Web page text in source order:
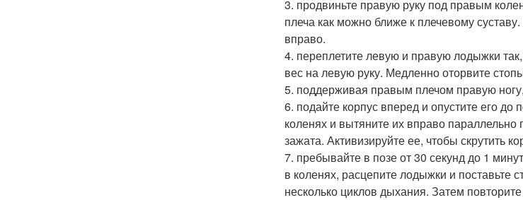
3. продвиньте правую руку под правым
плеча как можно ближе к плечевому
вправо.
4. переплетите левую и правую лодыжки
вес на левую руку. Медленно оторвите
5. поддерживая правым плечом правую
6. подайте корпус вперед и опустите его
коленях и вытяните их вправо
зажата. Активизируйте ее, чтобы скрутить
7. пребывайте в позе от 30 секунд до 1
в коленях, расцепите лодыжки и поставьте
несколько циклов дыхания. Затем